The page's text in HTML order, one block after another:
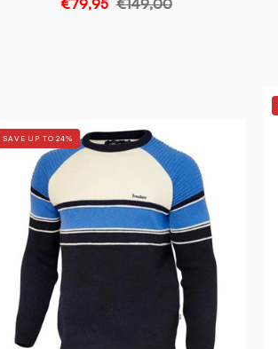
RETRO
LAKE
PLACID
—
ELECTRIC
BLUE
SAVE UP TO 24%